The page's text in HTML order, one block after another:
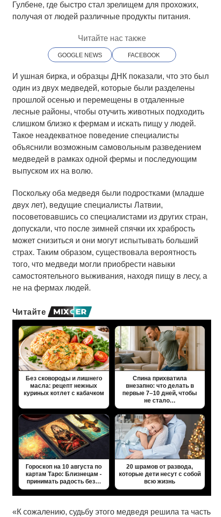
Гулбене, где быстро стал зрелищем для прохожих,
получая от людей различные продукты питания.
Читайте нас также
GOOGLE NEWS FACEBOOK
И ушная бирка, и образцы ДНК показали, что это был
один из двух медведей, которые были разделены
прошлой осенью и перемещены в отдаленные
лесные районы, чтобы отучить животных подходить
слишком близко к фермам и искать пищу у людей.
Такое неадекватное поведение специалисты
объяснили возможным самовольным разведением
медведей в рамках одной фермы и последующим
выпуском их на волю.
Поскольку оба медведя были подростками (младше
двух лет), ведущие специалисты Латвии,
посоветовавшись со специалистами из других стран,
допускали, что после зимней спячки их храбрость
может снизиться и они могут испытывать больший
страх. Таким образом, существовала вероятность
того, что медведи могли приобрести навыки
самостоятельного выживания, находя пищу в лесу, а
не на фермах людей.
Читайте
Без сковороды и лишнего
масла: рецепт нежных
куриных котлет с кабачком
Спина прихватила
внезапно: что делать в
первые 7–10 дней, чтобы
не стало…
Гороскоп на 10 августа по
картам Таро: Близнецам -
принимать радость без…
20 шрамов от развода,
которые дети несут с собой
всю жизнь
«К сожалению, судьбу этого медведя решила та часть